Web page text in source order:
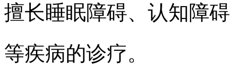
擅长睡眠障碍、认知障
等疾病的诊疗。